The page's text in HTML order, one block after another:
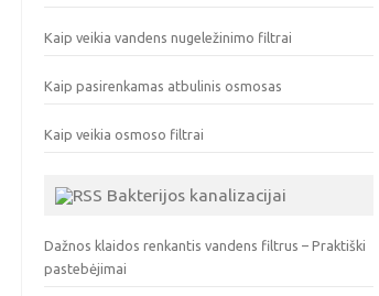
Kaip veikia vandens nugeležinimo filtrai
Kaip pasirenkamas atbulinis osmosas
Kaip veikia osmoso filtrai
Bakterijos kanalizacijai
Dažnos klaidos renkantis vandens filtrus – Praktiški
pastebėjimai